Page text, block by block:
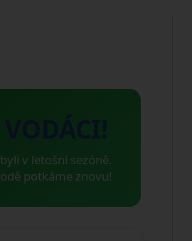
v letošní sezóně.
potkáme znovu!